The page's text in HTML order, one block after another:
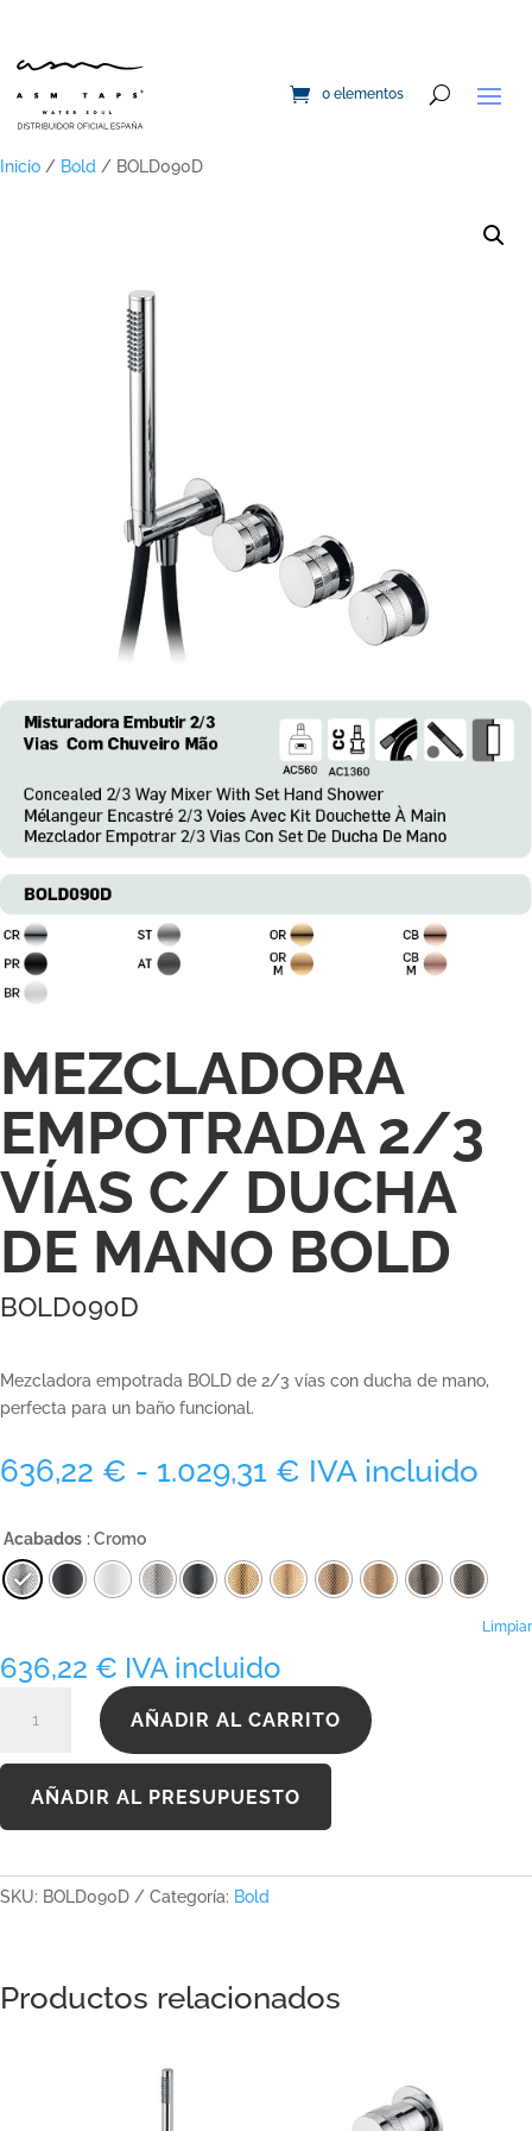
0 elementos
Inicio / Bold / BOLD090D
MEZCLADORA
EMPOTRADA 2/3
VÍAS C/ DUCHA
DE MANO BOLD
BOLD090D
Mezcladora empotrada BOLD de 2/3 vías con ducha de mano,
perfecta para un baño funcional.
636,22 € - 1.029,31 € Rango
desde
636,22 €
hasta
IVA incluido
Acabados : Cromo
Limpiar
636,22 € IVA incluido
cantidad
AÑADIR AL CARRITO
AÑADIR AL PRESUPUESTO
SKU: BOLD090D Categoría: Bold
Productos relacionados